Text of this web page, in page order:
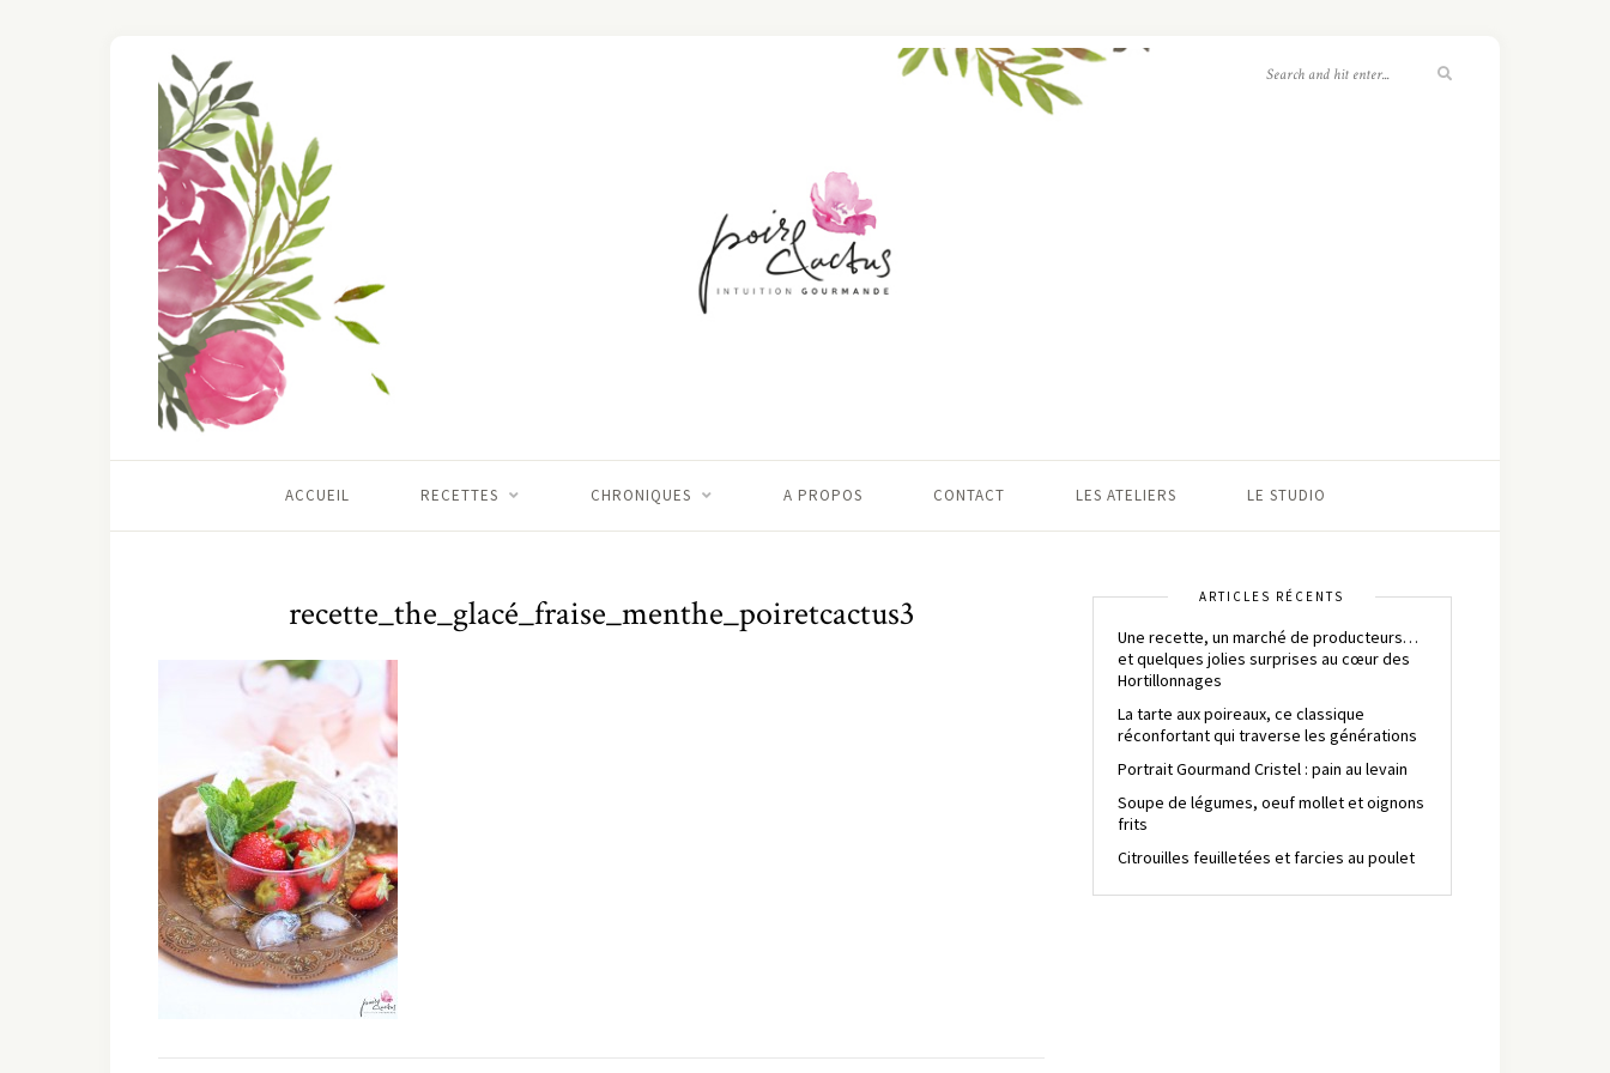
ACCUEIL RECETTES CHRONIQUES A PROPOS CONTACT LES ATELIERS LE STUDIO
recette_the_glacé_fraise_menthe_poiretcactus3 ARTICLES RÉCENTS
Une recette, un marché de producteurs…
et quelques jolies surprises au cœur des
Hortillonnages
La tarte aux poireaux, ce classique
réconfortant qui traverse les générations
Portrait Gourmand Cristel : pain au levain
Soupe de légumes, oeuf mollet et oignons
frits
Citrouilles feuilletées et farcies au poulet